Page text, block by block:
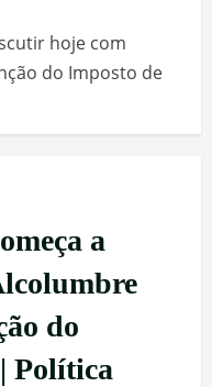
hoje com
do Imposto de
a
do
Política